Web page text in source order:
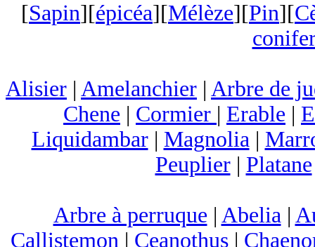
[Sapin][épicéa][Mélèze][Pin][
Alisier | Amelanchier | Arbre de
Chene | Cormier | Erable |
Liquidambar| Magnolia|
Peuplier| Platane
Arbre à perruque | Abelia|
Callistemon| Ceanothus |